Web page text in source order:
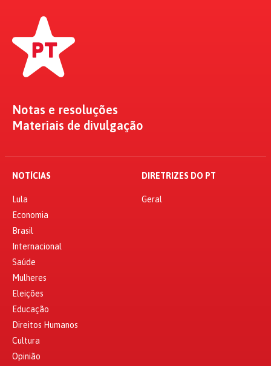
Notas e resoluções
Materiais de divulgação
NOTÍCIAS
Lula
Economia
Brasil
Internacional
Saúde
Mulheres
Eleições
Educação
Direitos Humanos
Cultura
Opinião
DIRETRIZES DO PT
Geral